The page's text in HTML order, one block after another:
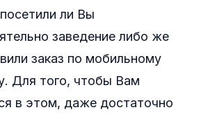
ли Вы
заведение либо же
заказ по мобильному
Для того, чтобы Вам
в этом, даже достаточно